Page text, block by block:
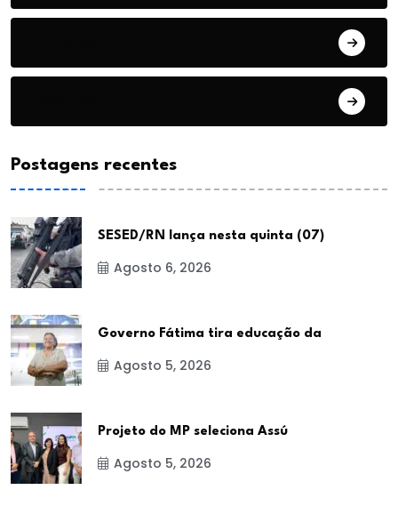
Postagens recentes
SESED/RN lança nesta quinta (07)
Agosto 6, 2026
Governo Fátima tira educação da
Agosto 5, 2026
Projeto do MP seleciona Assú
Agosto 5, 2026